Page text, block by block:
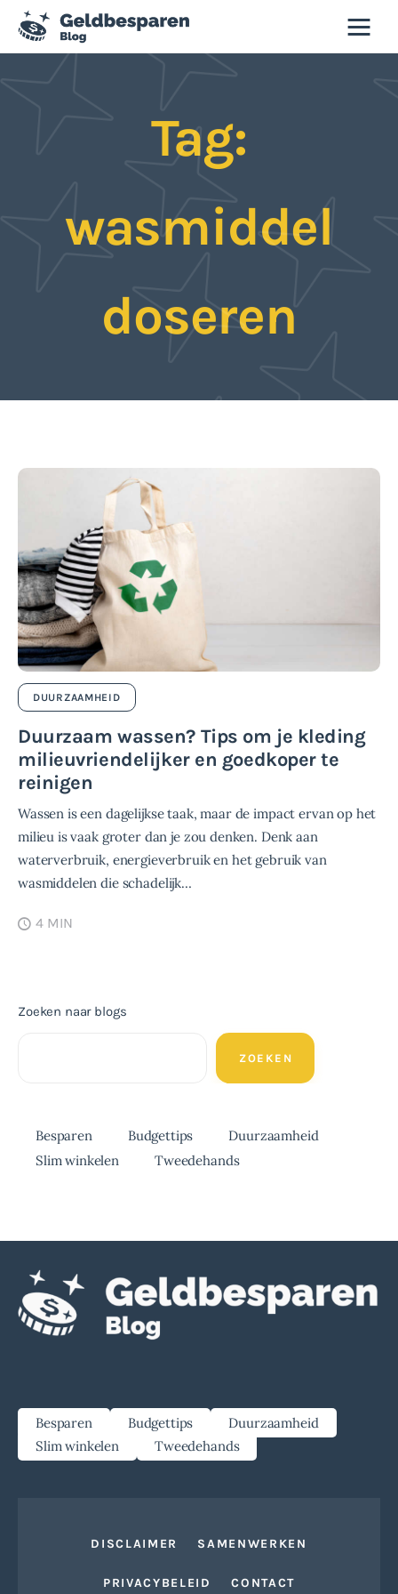
Tag:
wasmiddel
doseren
Geld besparen blog
Tweedehands
DUURZAAMHEID
Duurzaam wassen? Tips om je kleding
milieuvriendelijker en goedkoper te
reinigen
Wassen is een dagelijkse taak, maar de impact ervan op het
milieu is vaak groter dan je zou denken. Denk aan
waterverbruik, energieverbruik en het gebruik van
wasmiddelen die schadelijk…
4 MIN
Zoeken naar blogs
ZOEKEN
Besparen Budgettips
Duurzaamheid
Slim winkelen
Tweedehands
Besparen Budgettips
Duurzaamheid
Slim winkelen
Tweedehands
DISCLAIMER SAMENWERKEN
PRIVACYBELEID CONTACT